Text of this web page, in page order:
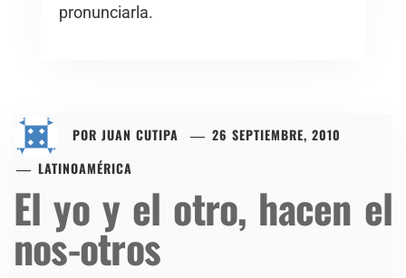
pronunciarla.
POR JUAN CUTIPA
26 SEPTIEMBRE, 2010
LATINOAMÉRICA
El yo y el otro, hacen el
nos-otros